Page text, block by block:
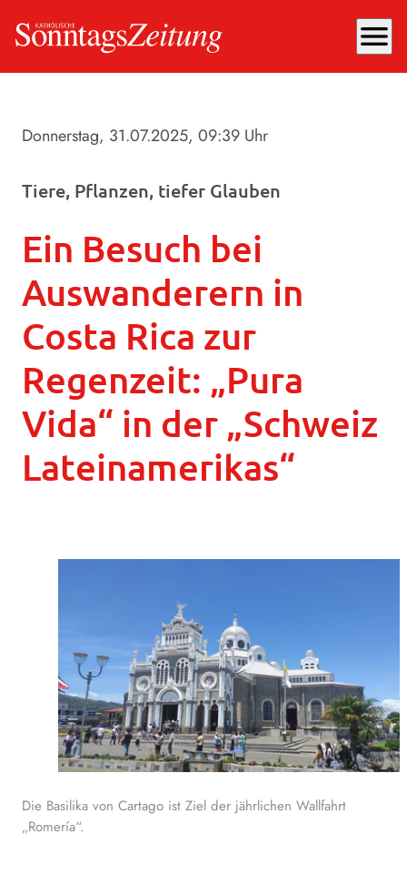
menu
Donnerstag, 31.07.2025, 09:39 Uhr
Tiere, Pflanzen, tiefer Glauben
Ein Besuch bei
Auswanderern in
Costa Rica zur
Regenzeit: „Pura
Vida“ in der „Schweiz
Lateinamerikas“
Die Basilika von Cartago ist Ziel der jährlichen Wallfahrt
„Romería“.